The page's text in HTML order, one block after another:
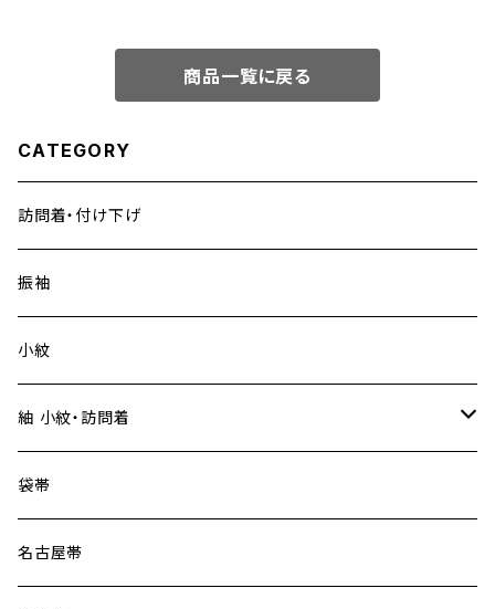
商品一覧に戻る
CATEGORY
訪問着・付け下げ
振袖
小紋
紬 小紋・訪問着
大島紬
袋帯
名古屋帯